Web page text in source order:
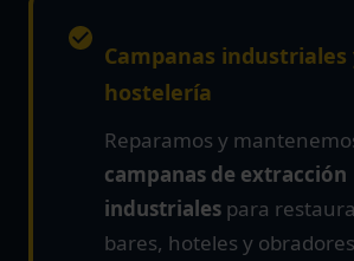
Campanas industriales
hostelería
Reparamos y
campanas de extracción
industriales para
bares, hoteles y